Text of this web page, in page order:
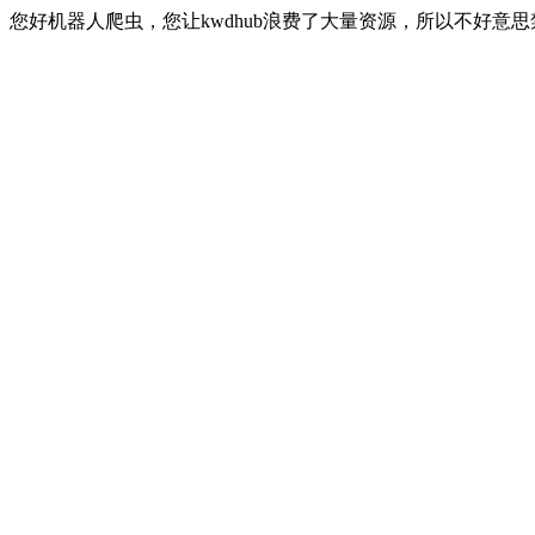
您好机器人爬虫，您让kwdhub浪费了大量资源，所以不好意思